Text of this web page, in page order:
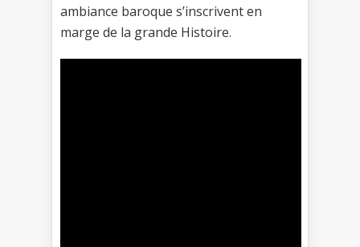
ambiance baroque s’inscrivent en
marge de la grande Histoire.